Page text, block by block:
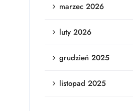
marzec 2026
luty 2026
grudzień 2025
listopad 2025